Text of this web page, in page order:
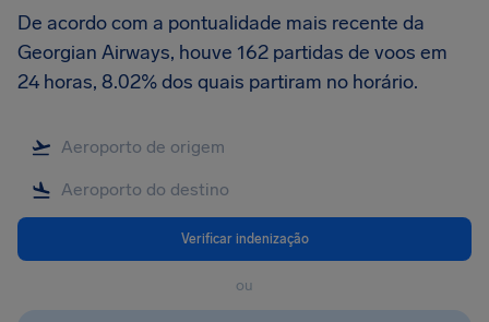
De acordo com a pontualidade mais recente da
Georgian Airways, houve 162 partidas de voos em
24 horas, 8.02% dos quais partiram no horário.
Verificar indenização
ou